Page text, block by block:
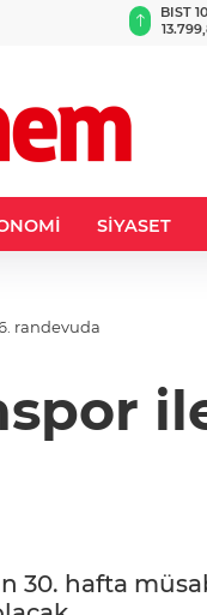
BIST
SİYASET
randevuda
30. hafta